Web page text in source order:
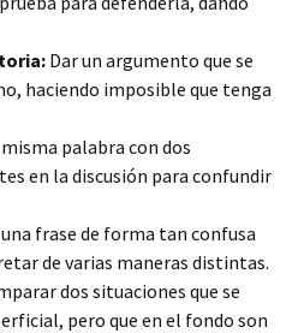
Dar un argumento que se
haciendo imposible que tenga
palabra con dos
en la discusión para confundir
frase de forma tan confusa
de varias maneras distintas.
dos situaciones que se
pero que en el fondo son